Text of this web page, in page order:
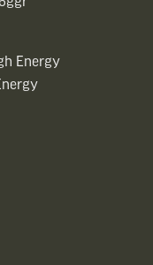
Energy